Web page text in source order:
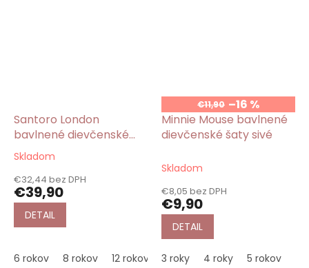
Santoro London
bavlnené dievčenské
šaty modré Little
Fishes/Gorjuss
Priemerné
produktu
je
5,0
Skladom
€32,44 bez DPH
€39,90
DETAIL
6 rokov 8 rokov 12 rokov
€11,90 –16 %
Minnie Mouse bavlnené
dievčenské šaty sivé
Skladom
€8,05 bez DPH
€9,90
DETAIL
3 roky 4 roky 5 rokov